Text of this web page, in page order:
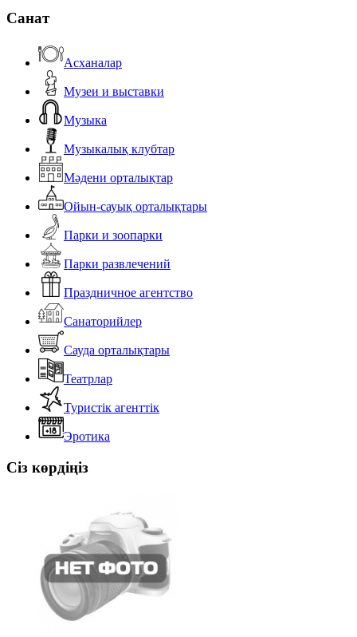
Санат
Асханалар
Музеи и выставки
Музыка
Музыкалық клубтар
Мәдени орталықтар
Ойын-сауық орталықтары
Парки и зоопарки
Парки развлечений
Праздничное агентство
Санаторийлер
Сауда орталықтары
Театрлар
Туристік агенттік
Эротика
Сіз көрдіңіз